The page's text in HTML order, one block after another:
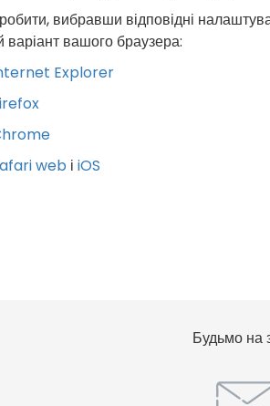
вибравши відповідні
вашого браузера:
Explorer
web і iOS
Будьмо на